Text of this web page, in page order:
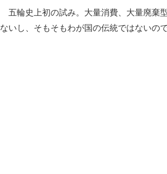
五輪史上初の試み。大量消費、大量廃棄
ないし、そもそもわが国の伝統ではないので